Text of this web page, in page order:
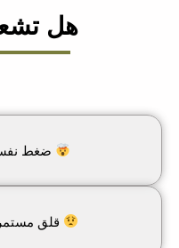
هل
ضغط
قلق